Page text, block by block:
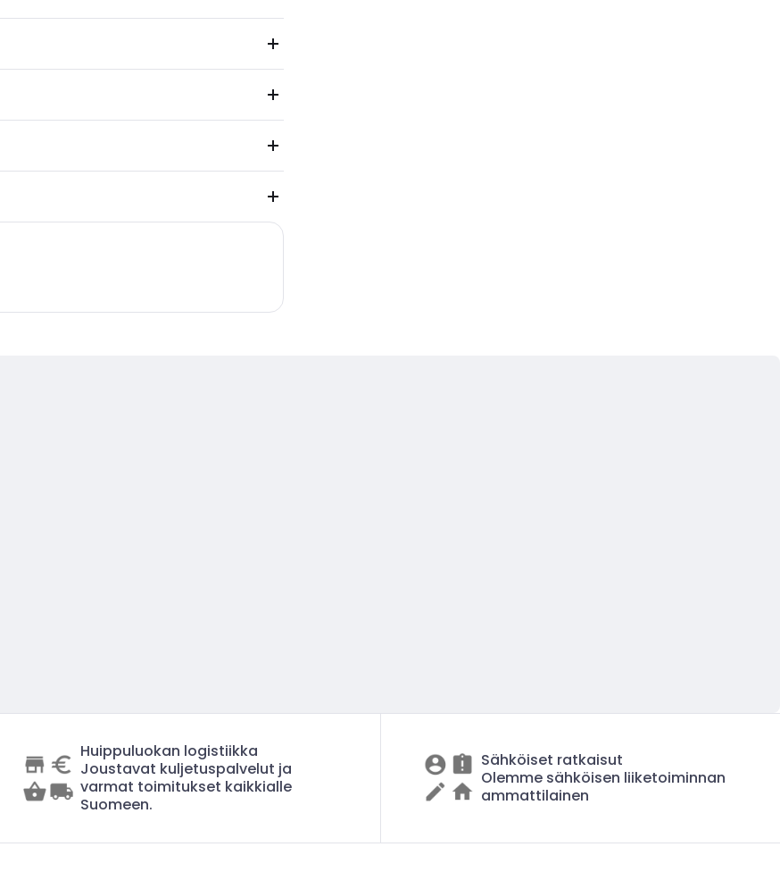
Huippuluokan logistiikka
Joustavat kuljetuspalvelut ja
varmat toimitukset kaikkialle
Suomeen.
Sähköiset ratkaisut
Olemme sähköisen liiketoiminnan
ammattilainen